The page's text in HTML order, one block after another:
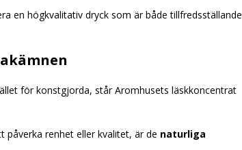
en högkvalitativ dryck som är både tillfredsställande
för konstgjorda, står Aromhusets läskkoncentrat
renhet eller kvalitet, är de naturliga